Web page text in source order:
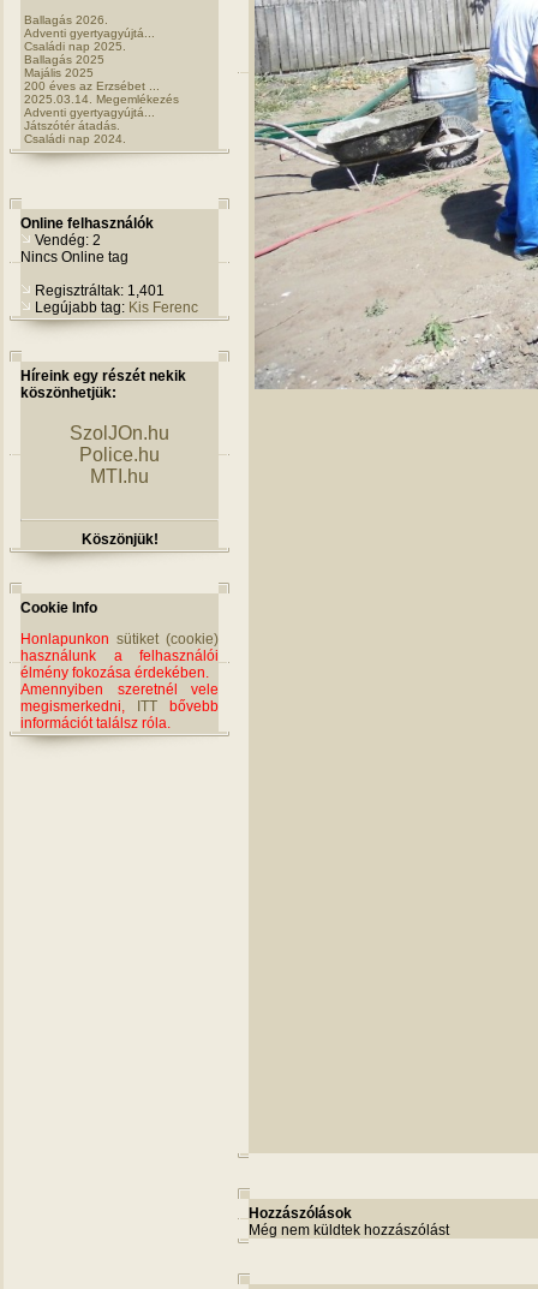
Ballagás 2026.
Adventi gyertyagyújtá...
Családi nap 2025.
Ballagás 2025
Majális 2025
200 éves az Erzsébet ...
2025.03.14. Megemlékezés
Adventi gyertyagyújtá...
Játszótér átadás.
Családi nap 2024.
Online felhasználók
Vendég: 2
Nincs Online tag
Regisztráltak: 1,401
Legújabb tag: Kis Ferenc
Híreink egy részét nekik
köszönhetjük:
SzolJOn.hu
Police.hu
MTI.hu
Köszönjük!
Cookie Info
Honlapunkon sütiket (cookie)
használunk a felhasználói
élmény fokozása érdekében.
Amennyiben szeretnél vele
megismerkedni,
ITT bővebb
információt találsz róla.
Hozzászólások
Még nem küldtek hozzászólást